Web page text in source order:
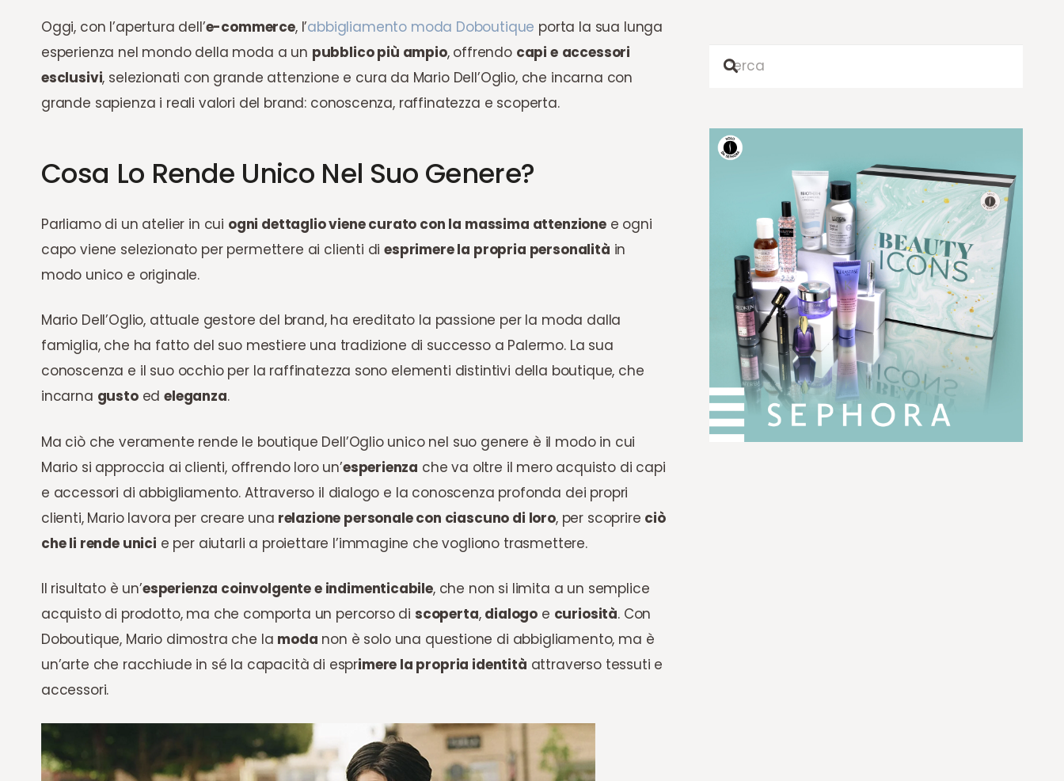
Oggi, con l’apertura dell’e-commerce, l’abbigliamento moda Doboutique porta la sua lunga
esperienza nel mondo della moda a un pubblico più ampio, offrendo capi e accessori
esclusivi, selezionati con grande attenzione e cura da Mario Dell’Oglio, che incarna con
grande sapienza i reali valori del brand: conoscenza, raffinatezza e scoperta.
Cosa Lo Rende Unico Nel Suo Genere?
Parliamo di un atelier in cui ogni dettaglio viene curato con la massima attenzionee ogni
capo viene selezionato per permettere ai clienti diesprimere la propria personalità in
modo unico e originale.
Mario Dell’Oglio, attuale gestore del brand, ha ereditato la passione per la moda dalla
famiglia, che ha fatto del suo mestiere una tradizione di successo a Palermo. La sua
conoscenza e il suo occhio per la raffinatezza sono elementi distintivi della boutique, che
incarna gustoedeleganza.
Ma ciò che veramente rende le boutique Dell’Oglio unico nel suo genere è il modo in cui
Mario si approccia ai clienti, offrendo loro un’esperienza che va oltre il mero acquisto di capi
e accessori di abbigliamento. Attraverso il dialogo e la conoscenza profonda dei propri
clienti, Mario lavora per creare una relazione personale con ciascuno di loro, per scoprire ciò
che li rende unici e per aiutarli a proiettare l’immagine che vogliono trasmettere.
Il risultato è un’esperienza coinvolgente e indimenticabile, che non si limita a un semplice
acquisto di prodotto, ma che comporta un percorso di scoperta, dialogo e curiosità. Con
Doboutique, Mario dimostra che la moda non è solo una questione di abbigliamento, ma è
un’arte che racchiude in sé la capacità di esprimere la propria identità attraverso tessuti e
accessori.